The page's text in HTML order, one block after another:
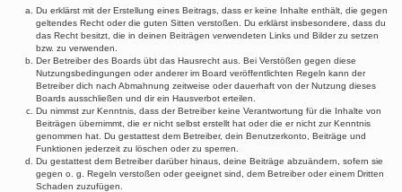
Du erklärst mit der Erstellung eines Beitrags, dass er keine Inhalte enthält, die gegen
geltendes Recht oder die guten Sitten verstoßen. Du erklärst insbesondere, dass du
das Recht besitzt, die in deinen Beiträgen verwendeten Links und Bilder zu setzen
bzw. zu verwenden.
Der Betreiber des Boards übt das Hausrecht aus. Bei Verstößen gegen diese
Nutzungsbedingungen oder anderer im Board veröffentlichten Regeln kann der
Betreiber dich nach Abmahnung zeitweise oder dauerhaft von der Nutzung dieses
Boards ausschließen und dir ein Hausverbot erteilen.
Du nimmst zur Kenntnis, dass der Betreiber keine Verantwortung für die Inhalte von
Beiträgen übernimmt, die er nicht selbst erstellt hat oder die er nicht zur Kenntnis
genommen hat. Du gestattest dem Betreiber, dein Benutzerkonto, Beiträge und
Funktionen jederzeit zu löschen oder zu sperren.
Du gestattest dem Betreiber darüber hinaus, deine Beiträge abzuändern, sofern sie
gegen o. g. Regeln verstoßen oder geeignet sind, dem Betreiber oder einem Dritten
Schaden zuzufügen.